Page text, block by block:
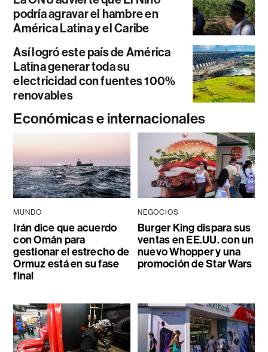
podría agravar el hambre en
América Latina y el Caribe
Así logró este país de América
Latina generar toda su
electricidad con fuentes 100%
renovables
Económicas e internacionales
MUNDO
Irán dice que acuerdo
con Omán para
gestionar el estrecho de
Ormuz está en su fase
final
NEGOCIOS
Burger King dispara sus
ventas en EE.UU. con un
nuevo Whopper y una
promoción de Star Wars